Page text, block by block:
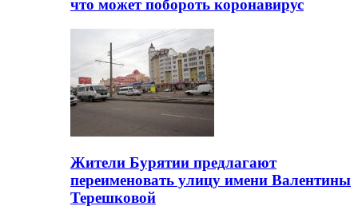
что может побороть коронавирус
Жители Бурятии предлагают
переименовать улицу имени Валентины
Терешковой